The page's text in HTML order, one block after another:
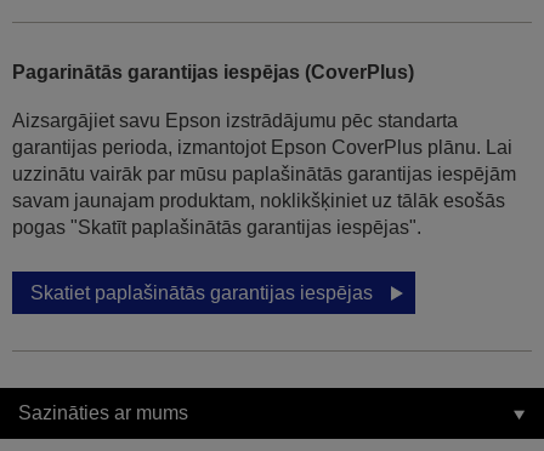
Pagarinātās garantijas iespējas (CoverPlus)
Aizsargājiet savu Epson izstrādājumu pēc standarta
garantijas perioda, izmantojot Epson CoverPlus plānu. Lai
uzzinātu vairāk par mūsu paplašinātās garantijas iespējām
savam jaunajam produktam, noklikšķiniet uz tālāk esošās
pogas "Skatīt paplašinātās garantijas iespējas".
Skatiet paplašinātās garantijas iespējas
Sazināties ar mums